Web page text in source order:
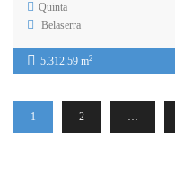
Quinta
Belaserra
5.312.59 m2
1 2 …